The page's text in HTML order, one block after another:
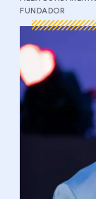
FUNDADOR